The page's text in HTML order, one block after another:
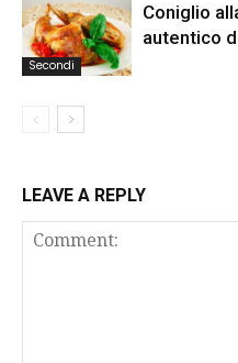
Secondi
Coniglio
autentico
LEAVE A REPLY